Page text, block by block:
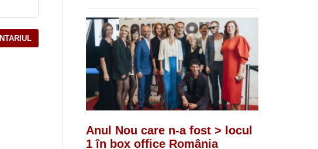
Anul Nou care n-a fost > locul
1 în box office România